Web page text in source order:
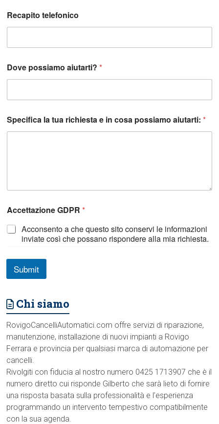
e
Recapito telefonico
Dove possiamo aiutarti?*
Specifica la tua richiesta e in cosa possiamo aiutarti:*
Accettazione GDPR*
Acconsento a che questo sito conservi le informazioni
inviate così che possano rispondere alla mia richiesta.
Submit
Chi siamo
RovigoCancelliAutomatici.com offre servizi di riparazione,
manutenzione, installazione di nuovi impianti a Rovigo
Ferrara e provincia per qualsiasi marca di automazione per
cancelli.
Rivolgiti con fiducia al nostro numero 0425 1713907 che è il
numero diretto cui risponde Gilberto che sarà lieto di fornire
una risposta basata sulla professionalità e l’esperienza
programmando un intervento tempestivo compatibilmente
con la sua agenda.